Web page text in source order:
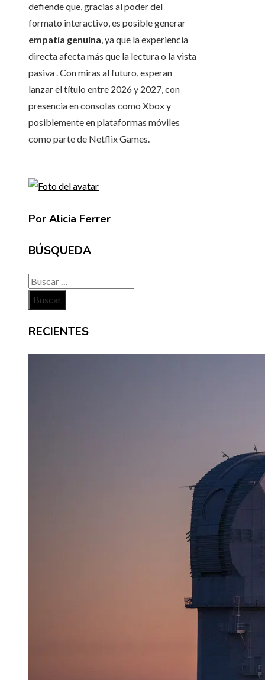
defiende que, gracias al poder del
formato interactivo, es posible generar
empatía genuina, ya que la experiencia
directa afecta más que la lectura o la vista
pasiva . Con miras al futuro, esperan
lanzar el título entre 2026 y 2027, con
presencia en consolas como Xbox y
posiblemente en plataformas móviles
como parte de Netflix Games.
Por Alicia Ferrer
BÚSQUEDA
Buscar:
RECIENTES